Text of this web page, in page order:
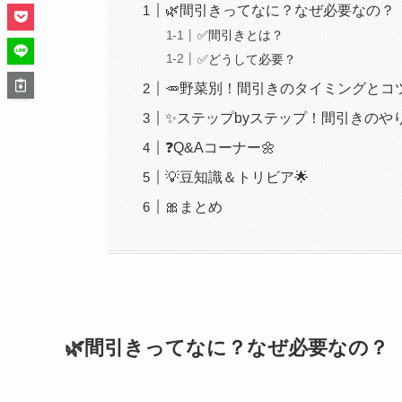
🌿間引きってなに？なぜ必要なの？
✅間引きとは？
✅どうして必要？
🥕野菜別！間引きのタイミングとコ
✨ステップbyステップ！間引きのや
❓Q&Aコーナー🌼
💡豆知識＆トリビア🌟
🎀まとめ
🌿間引きってなに？なぜ必要なの？